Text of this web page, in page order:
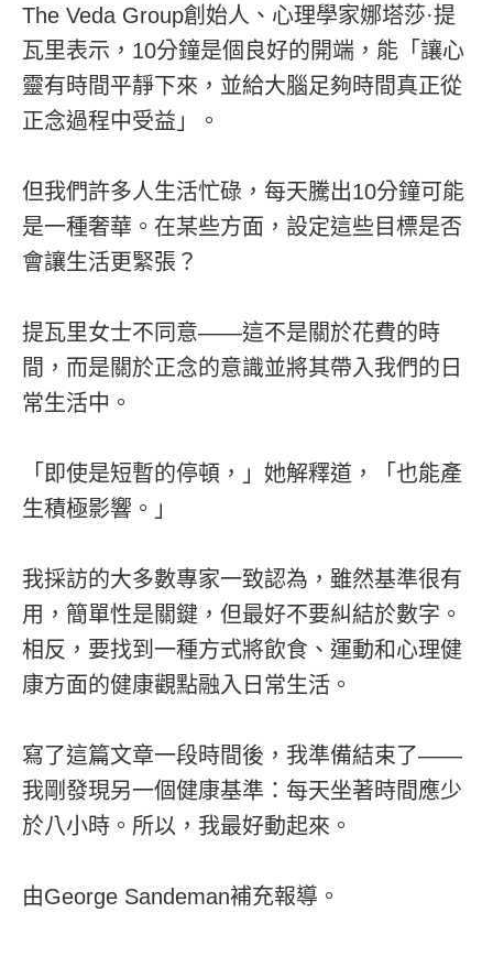
The Veda Group創始人、心理學家娜塔莎·提
瓦里表示，10分鐘是個良好的開端，能「讓心
靈有時間平靜下來，並給大腦足夠時間真正從
正念過程中受益」。
但我們許多人生活忙碌，每天騰出10分鐘可能
是一種奢華。在某些方面，設定這些目標是否
會讓生活更緊張？
提瓦里女士不同意——這不是關於花費的時
間，而是關於正念的意識並將其帶入我們的日
常生活中。
「即使是短暫的停頓，」她解釋道，「也能產
生積極影響。」
我採訪的大多數專家一致認為，雖然基準很有
用，簡單性是關鍵，但最好不要糾結於數字。
相反，要找到一種方式將飲食、運動和心理健
康方面的健康觀點融入日常生活。
寫了這篇文章一段時間後，我準備結束了——
我剛發現另一個健康基準：每天坐著時間應少
於八小時。所以，我最好動起來。
由George Sandeman補充報導。